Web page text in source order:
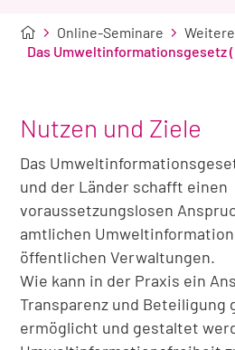
Online-Seminare
Das Umweltinformationsgesetz
Nutzen und Ziele
Das
und der Länder schafft einen
voraussetzungslosen
amtlichen
öffentlichen Verwaltungen.
Wie kann in der Praxis ein
Transparenz und Beteiligung
ermöglicht und gestaltet